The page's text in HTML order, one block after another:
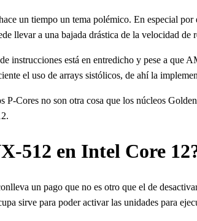
un tiempo un tema polémico. En especial
llevar a una bajada drástica de la velocidad
instrucciones está en entredicho y pese a
el uso de arrays sistólicos, de ahí la
P-Cores no son otra cosa que los núcleos
512 en Intel Core
un pago que no es otro que el de
sirve para poder activar las unidades para